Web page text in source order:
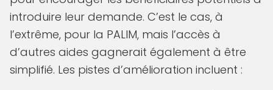
introduire leur demande. C’est le cas, à
l’extrême, pour la PALIM, mais l’accès à
d’autres aides gagnerait également à être
simplifié. Les pistes d’amélioration incluent :